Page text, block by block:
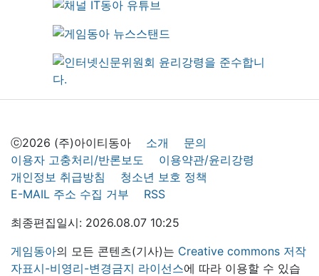
ⓒ2026 (주)아이티동아 소개
문의
이용자 고충처리/반론보도
이용약관/윤리강령
개인정보 취급방침
청소년 보호 정책
E-MAIL 주소 수집 거부
RSS
최종편집일시: 2026.08.07 10:25
게임동아의 모든 콘텐츠(기사)는 Creative commons 저작
자표시-비영리-변경금지 라이선스에 따라 이용할 수 있습